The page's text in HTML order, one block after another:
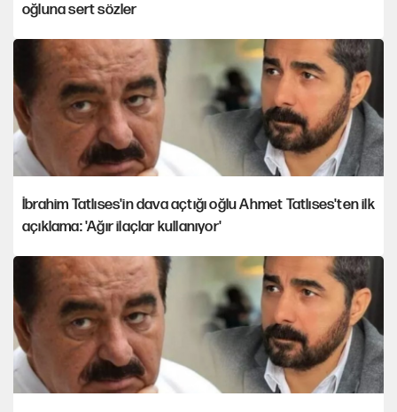
oğluna sert sözler
İbrahim Tatlıses'in dava açtığı oğlu Ahmet Tatlıses'ten ilk
açıklama: 'Ağır ilaçlar kullanıyor'